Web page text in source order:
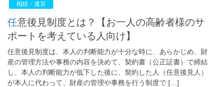
相続・遺言
任意後見制度とは？【お一人の高齢者様のサ
ポートを考えている人向け】
任意後見制度は、本人の判断能力が十分な時に、あらかじめ、財
産の管理方法や事務の内容を決めて、契約書（公正証書）で締結
し、本人の判断能力が低下した後に、契約した人（任意後見人）
が本人に代わって、財産の管理や事務を行う制度で […]